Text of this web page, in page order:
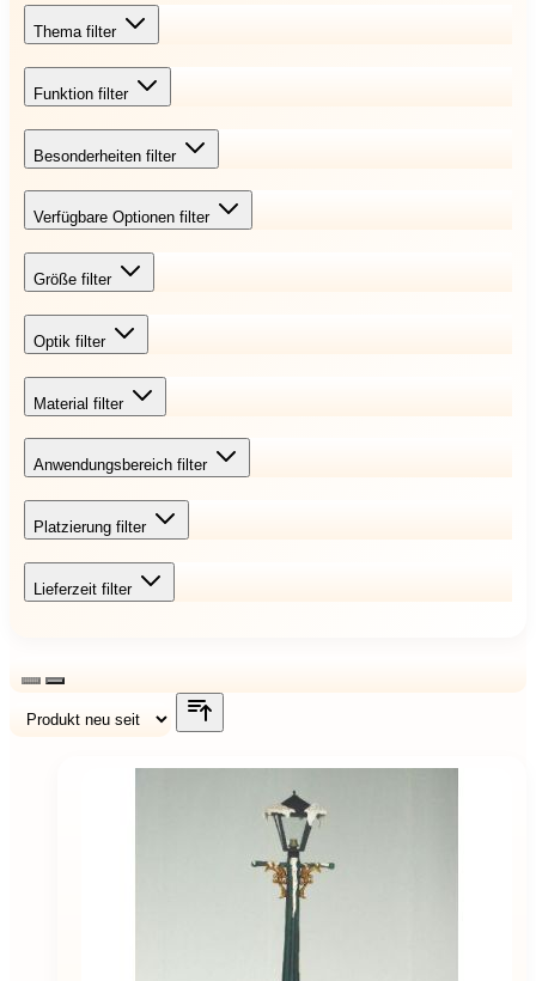
Thema filter
Funktion filter
Besonderheiten filter
Verfügbare Optionen filter
Größe filter
Optik filter
Material filter
Anwendungsbereich filter
Platzierung filter
Lieferzeit filter